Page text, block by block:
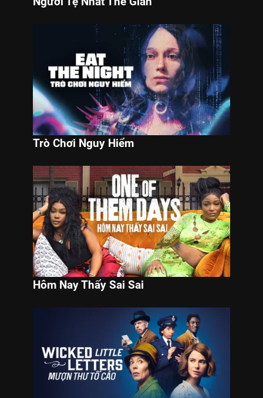
Trò Chơi Nguy Hiểm
Hôm Nay Thấy Sai Sai